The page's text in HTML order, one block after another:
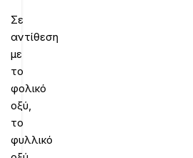
Σε
αντίθεση
με
το
φολικό
οξύ,
το
φυλλικό